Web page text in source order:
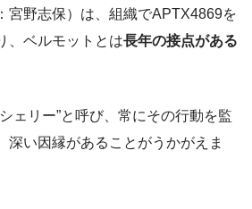
宮野志保）は、組織でAPTX4869を
、ベルモットとは長年の接点がある
ェリー”と呼び、常にその行動を監
深い因縁があることがうかがえま